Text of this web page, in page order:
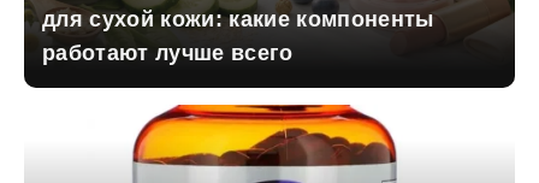
для сухой кожи: какие компоненты
работают лучше всего